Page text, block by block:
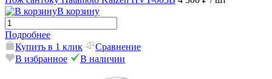
В корзину
Подробнее
Купить в 1 клик
Сравнение
В избранное
В наличии